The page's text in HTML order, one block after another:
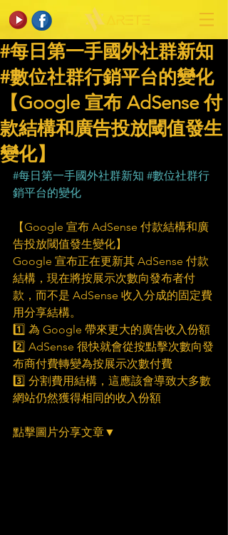
#每日第一手國外社群新知
#數位社群行銷平台的變化
【Google 宣布 AdSense 付
款結構和廣告投放閾值發生
變化】
#每日第一手國外社群新知 #數位社群行
銷平台的變化
【Google 宣布 AdSense 付款結構和廣
告投放閾值發生變化】
Google 宣布正在更新其 AdSense 付款
結構，現在將按展示次數向發布者付
款，而不是 AdSense 收入分成的固定費
用分享結構。
1️⃣ 為 Google 帶來更大的廣告收入份額
2️⃣ AdSense 很快就會從按點擊次數向發
布商付費轉變為按展示次數付費
3️⃣ 分割費用結構，這應該會導致大多數
網站仍然獲得相同的收入份額
點擊圖片分享文章▼